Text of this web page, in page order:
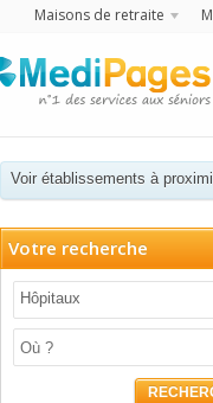
Maisons de retraite
Voir établissements à
Votre recherche
Hôpitaux